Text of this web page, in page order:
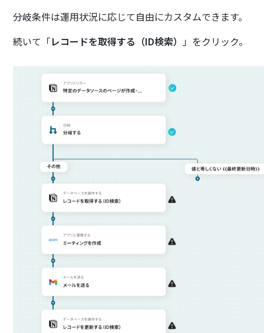
分岐条件は運用状況に応じて自由にカスタムできます。
続いて「レコードを取得する（ID検索） 」をクリック。